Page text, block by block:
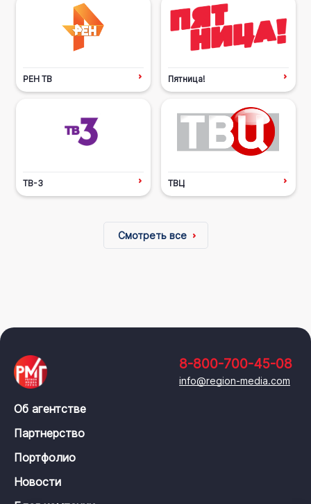
РЕН ТВ Пятница!
ТВ-3 ТВЦ
Смотреть все
8-800-700-45-08
info@region-media.com
Об агентстве
Партнерство
Портфолио
Новости